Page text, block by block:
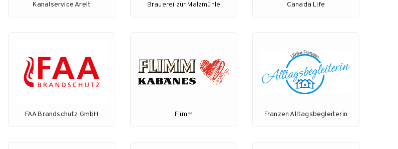
Kanalservice Arelt Brauerei zur Malzmühle Canada Life
FAA Brandschutz GmbH Flimm Franzen Alltagsbegleiterin